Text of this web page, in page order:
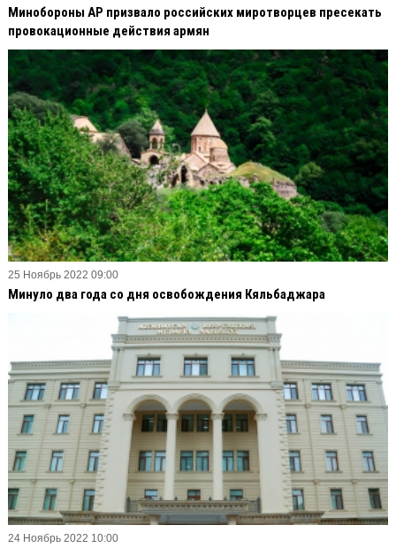
Минобороны АР призвало российских миротворцев пресекать
провокационные действия армян
25 Ноябрь 2022 09:00
Минуло два года со дня освобождения Кяльбаджара
24 Ноябрь 2022 10:00